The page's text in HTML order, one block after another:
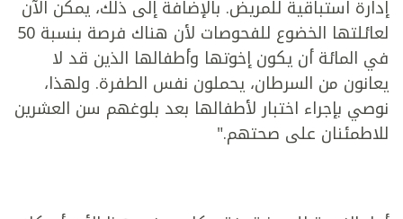
إدارة استباقية للمريض. بالإضافة إلى ذلك، يمكن الآن
لعائلتها الخضوع للفحوصات لأن هناك فرصة بنسبة 50
في المائة أن يكون إخوتها وأطفالها الذين قد لا
يعانون من السرطان، يحملون نفس الطفرة. ولهذا،
نوصي بإجراء اختبار لأطفالها بعد بلوغهم سن العشرين
للاطمئنان على صحتهم."